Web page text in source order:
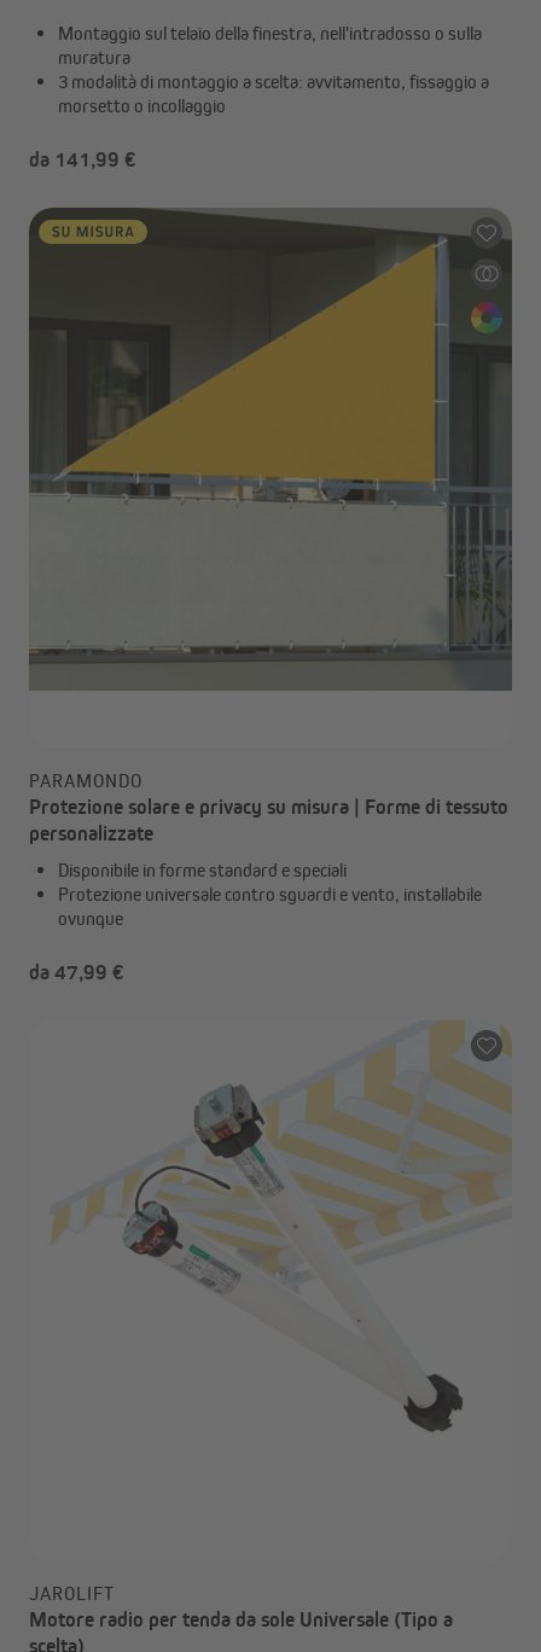
Montaggio sul telaio della finestra, nell'intradosso o sulla
muratura
3 modalità di montaggio a scelta: avvitamento, fissaggio a
morsetto o incollaggio
da 141,99 €
PARAMONDO
Protezione solare e privacy su misura | Forme di tessuto
personalizzate
Disponibile in forme standard e speciali
Protezione universale contro sguardi e vento, installabile
ovunque
da 47,99 €
JAROLIFT
Motore radio per tenda da sole Universale (Tipo a
scelta)